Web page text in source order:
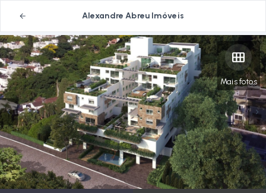
Alexandre Abreu Imóveis
Mais fotos